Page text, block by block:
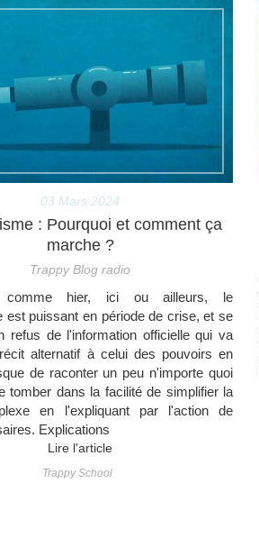
03 Mars 2024
: Pourquoi et comment ça
marche ?
Trappy Blog radio
comme hier, ici ou ailleurs, le
est puissant en période de crise, et se
refus de l'information officielle qui va
alternatif à celui des pouvoirs en
de raconter un peu n'importe quoi
tomber dans la facilité de simplifier la
en l'expliquant par l'action de
Explications
Lire l'article
Trappy School